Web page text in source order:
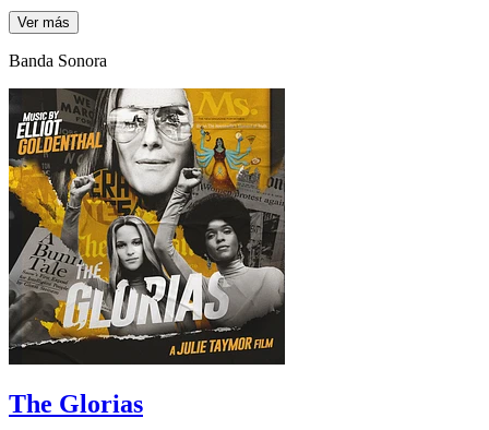
Ver más
Banda Sonora
The Glorias